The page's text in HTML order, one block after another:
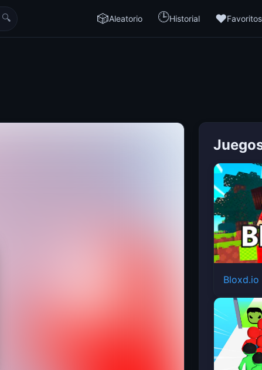
🔍 🎲Aleatorio 🕒Historial ❤️Favoritos